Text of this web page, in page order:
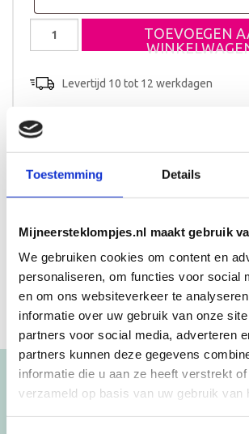
Toestemming Details
Mijneersteklompjes.nl maakt gebruik
We gebruiken cookies om content en
personaliseren, om functies voor social
en om ons websiteverkeer te
informatie over uw gebruik van onze
partners voor social media, adverteren
partners kunnen deze gegevens
informatie die u aan ze heeft verstrekt
verzameld op basis van uw gebruik van
Fenna
TOEVOEGEN
Levertijd 10 tot 12 werkdagen
geboortestoeltje Fenna.
Blijf op de hoogte!
NIEUWSBRIEF